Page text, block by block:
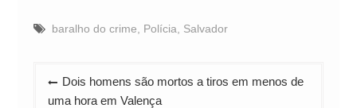
baralho do crime Polícia Salvador
Navegação
de
Dois homens são mortos a tiros em menos de
uma hora em Valença